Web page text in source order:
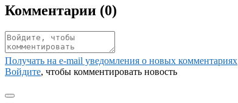
Комментарии (0)
Получать на e‑mail уведомления о новых комментариях
Войдите, чтобы комментировать новость